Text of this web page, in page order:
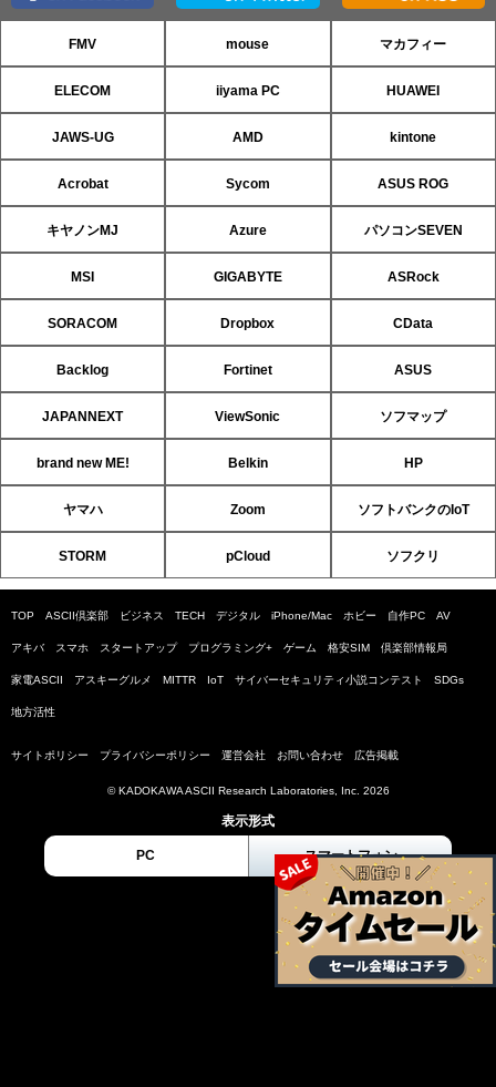
FMV mouse マカフィー
ELECOM iiyama PC HUAWEI
JAWS-UG AMD kintone
Acrobat Sycom ASUS ROG
キヤノンMJ Azure パソコンSEVEN
MSI GIGABYTE ASRock
SORACOM Dropbox CData
Backlog Fortinet ASUS
JAPANNEXT ViewSonic ソフマップ
brand new ME! Belkin HP
ヤマハ Zoom ソフトバンクのIoT
STORM pCloud ソフクリ
TOP ASCII倶楽部 ビジネス TECH デジタル iPhone/Mac ホビー 自作PC AV
アキバ スマホ スタートアップ プログラミング+ ゲーム 格安SIM 倶楽部情報局
家電ASCII アスキーグルメ MITTR IoT サイバーセキュリティ小説コンテスト SDGs
地方活性
サイトポリシー プライバシーポリシー 運営会社 お問い合わせ 広告掲載
© KADOKAWA ASCII Research Laboratories, Inc. 2026
表示形式
PC スマートフォン